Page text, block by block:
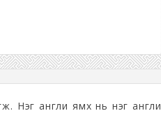
Нэг англи ямх нь нэг англи